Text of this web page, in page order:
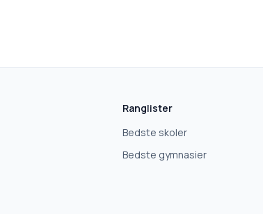
Ranglister
Bedste skoler
Bedste gymnasier